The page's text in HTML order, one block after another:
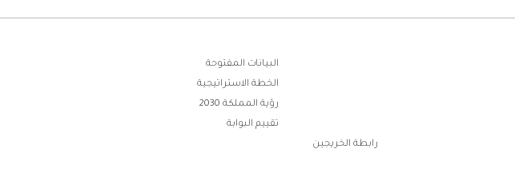
البيانات المفتوحة
الخطة الاستراتيجية
رؤية المملكة 2030
تقييم البوابة
رابطة الخريجين